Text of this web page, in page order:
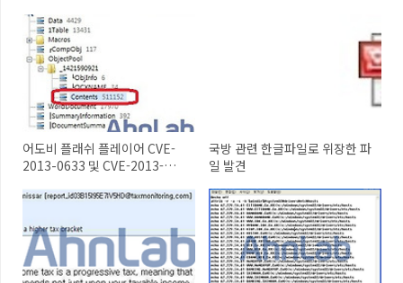
어도비 플래쉬 플레이어 CVE-
2013-0633 및 CVE-2013-
국방 관련 한글파일로 위장한 파
일 발견